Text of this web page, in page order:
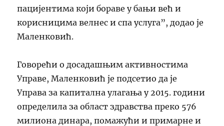
пацијентима који бораве у бањи већ и
корисницима велнес и спа услуга”, додао је
Маленковић.
Говорећи о досадашњим активностима
Управе, Маленковић је подсетио да је
Управа за капитална улагања у 2015. години
определила за област здравства преко 576
милиона динара, помажући и примарне и